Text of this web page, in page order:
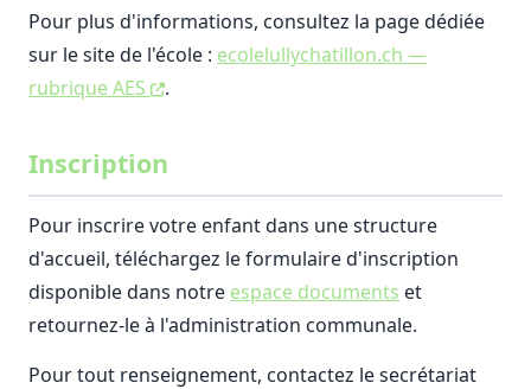
Pour plus d'informations, consultez la page dédiée
sur le site de l'école : ecolelullychatillon.ch —
rubrique AES
.
Inscription
Pour inscrire votre enfant dans une structure
d'accueil, téléchargez le formulaire d'inscription
disponible dans notre espace documents et
retournez-le à l'administration communale.
Pour tout renseignement, contactez le secrétariat